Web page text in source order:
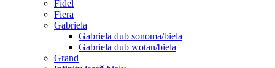
Fidel
Fiera
Gabriela
Gabriela dub sonoma/biela
Gabriela dub wotan/biela
Grand